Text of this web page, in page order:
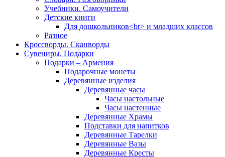
Учебники. Самоучители
Детские книги
Для дошкольников<br> и младших классов
Разное
Кроссворды. Сканворды
Сувениры. Подарки
Подарки – Армения
Подарочные монеты
Деревянные изделия
Деревянные часы
Часы настольные
Часы настенные
Деревянные Храмы
Подставки для напитков
Деревянные Тарелки
Деревянные Вазы
Деревянные Кресты